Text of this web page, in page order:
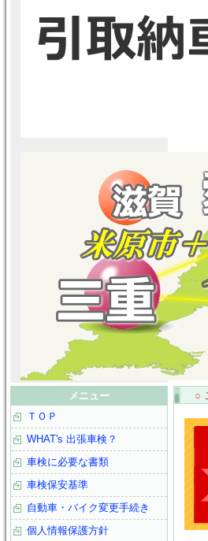
○
メニュー
ＴＯＰ
WHAT's 出張車検？
車検に必要な書類
車検保安基準
自動車・バイク変更手続き
個人情報保護方針